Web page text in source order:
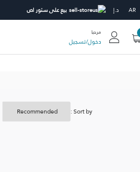
AR د.إ بيع على ستور اص
مرحبا
دخول/تسجيل
Sort by :